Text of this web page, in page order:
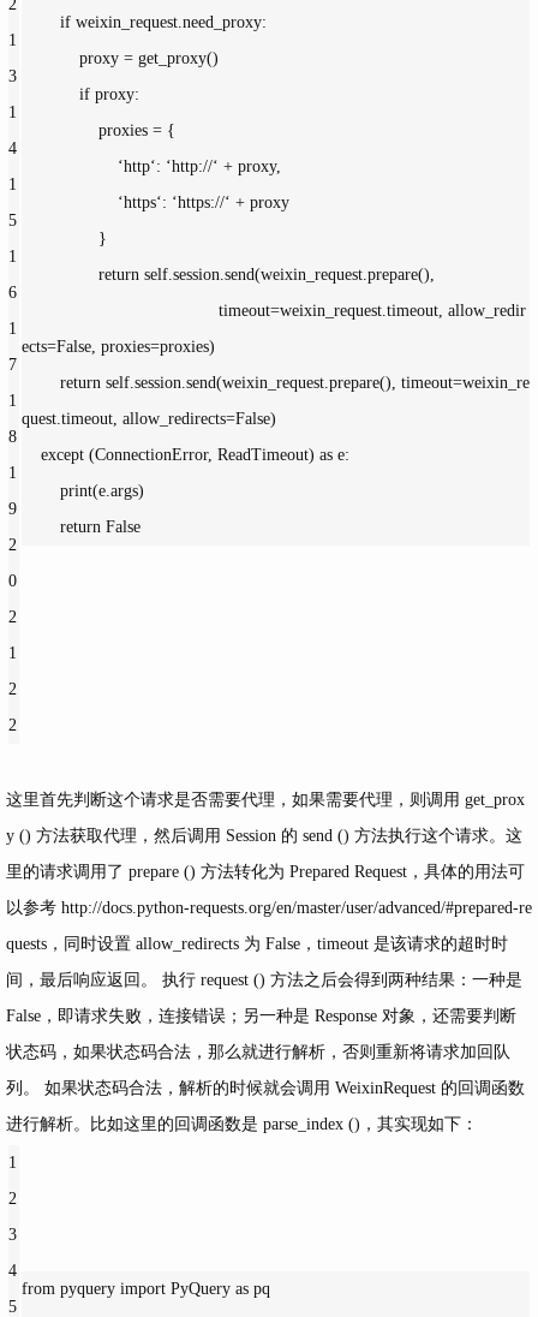
2
1
3
1
4
1
5
1
6
1
7
1
8
1
9
2
0
2
1
2
2
if weixin_request.need_proxy:
proxy = get_proxy()
if proxy:
                proxies = {
‘http‘: ‘http://‘ + proxy,
‘https‘: ‘https://‘ + proxy
                }
                return self.session.send(weixin_request.prepare(),
timeout=weixin_request.timeout, allow_redir
ects=False, proxies=proxies)
        return self.session.send(weixin_request.prepare(),
timeout=weixin_re
quest.timeout, allow_redirects=False)
    except (ConnectionError, ReadTimeout) as e:
print(e.args)
        return
False
这里首先判断这个请求是否需要代理，如果需要代理，则调用 get_prox
y () 方法获取代理，然后调用 Session 的 send () 方法执行这个请求。这
里的请求调用了 prepare () 方法转化为 Prepared Request，具体的用法可
以参考 http://docs.python-requests.org/en/master/user/advanced/#prepared-re
quests，同时设置 allow_redirects 为 False，timeout 是该请求的超时时
间，最后响应返回。 执行 request () 方法之后会得到两种结果：一种是
False，即请求失败，连接错误；另一种是 Response 对象，还需要判断
状态码，如果状态码合法，那么就进行解析，否则重新将请求加回队
列。 如果状态码合法，解析的时候就会调用 WeixinRequest 的回调函数
进行解析。比如这里的回调函数是 parse_index ()，其实现如下：
1
2
3
4
5
from pyquery import PyQuery as pq